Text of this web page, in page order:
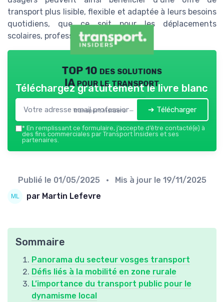
transport plus lisible, flexible et adaptée à leurs besoins
quotidiens, que ce soit pour les déplacements
scolaires, professionnels ou de loisirs.
TOP 10 des solutions
IA pour le transport
Transport Insiders — 2026
Téléchargez gratuitement le livre blanc
➔ Télécharger
* En remplissant ce formulaire, j’accepte d’être contacté(e) à
des fins commerciales par Transport Insiders et ses
partenaires.
Publié le 01/05/2025 • Mis à jour le 19/11/2025
par Martin Lefevre
Sommaire
Panorama du secteur vosges transport
Défis liés à la mobilité en zone rurale
L’importance du transport public pour le
dynamisme local